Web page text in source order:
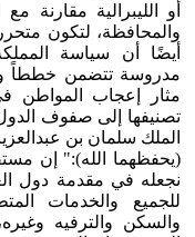
أو الليبرالية مقارنة
والمحافظة، لتكون
أيضًا أن سياسة
مدروسة تتضمن خططاً
مثار إعجاب المواطن
تصنيفها إلى صفوف
(يحفظهما الله):" إن
نجعله في مقدمة دول
للجميع والخدمات
والسكن والترفيه